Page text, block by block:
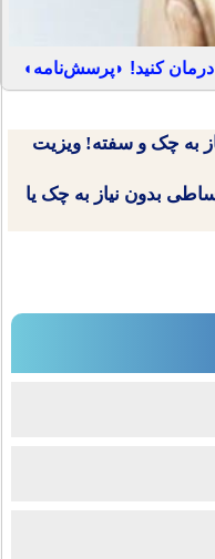
کنید! ◗پرسش‌نامه◖
به چک و سفته! ویزیت
بدون نیاز به چک یا